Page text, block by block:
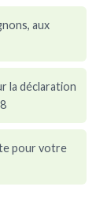
aux
la déclaration
pour votre